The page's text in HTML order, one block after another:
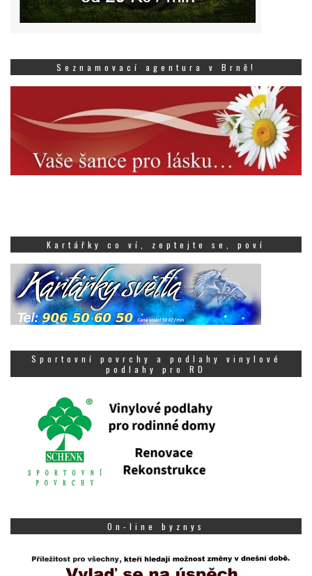
Seznamovací agentura v Brně!
Kartářky co ví, zeptejte se, poví
Sportovní povrchy a podlahy vinylové
podlahy pro RD
On-line byznys